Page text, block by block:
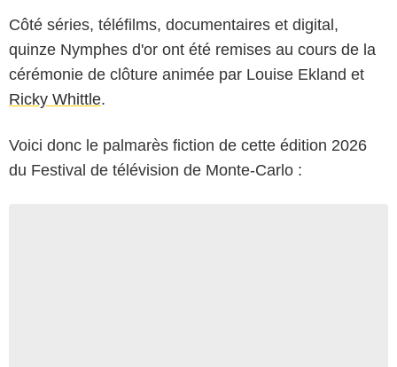
Côté séries, téléfilms, documentaires et digital,
quinze Nymphes d'or ont été remises au cours de la
cérémonie de clôture animée par Louise Ekland et
Ricky Whittle.
Voici donc le palmarès fiction de cette édition 2026
du Festival de télévision de Monte-Carlo :